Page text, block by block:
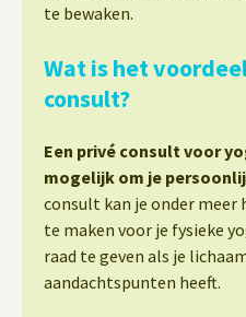
te bewaken.
Wat is het
consult?
Een privé consult voor
mogelijk om je
consult kan je onder meer
te maken voor je fysieke
raad te geven als je
aandachtspunten heeft.